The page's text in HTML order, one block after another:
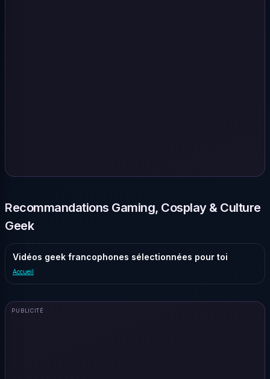
Recommandations Gaming, Cosplay & Culture
Geek
Vidéos geek francophones sélectionnées pour toi
Accueil
PUBLICITÉ